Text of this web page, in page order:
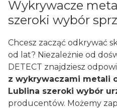
Wykrywacze
szeroki wybór
Chcesz zacząć odkrywać
od lat? Niezależnie od
DETECT znajdziesz
z wykrywaczami metali
Lublina szeroki wybór
producentów. Możemy